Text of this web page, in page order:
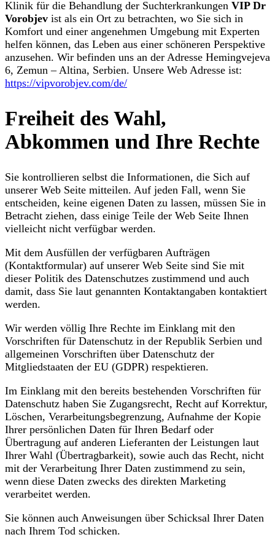
Klinik für die Behandlung der Suchterkrankungen VIP Dr
Vorobjev ist als ein Ort zu betrachten, wo Sie sich in
Komfort und einer angenehmen Umgebung mit Experten
helfen können, das Leben aus einer schöneren Perspektive
anzusehen. Wir befinden uns an der Adresse Hemingvejeva
6, Zemun – Altina, Serbien. Unsere Web Adresse ist:
https://vipvorobjev.com/de/
Freiheit des Wahl,
Abkommen und Ihre Rechte
Sie kontrollieren selbst die Informationen, die Sich auf
unserer Web Seite mitteilen. Auf jeden Fall, wenn Sie
entscheiden, keine eigenen Daten zu lassen, müssen Sie in
Betracht ziehen, dass einige Teile der Web Seite Ihnen
vielleicht nicht verfügbar werden.
Mit dem Ausfüllen der verfügbaren Aufträgen
(Kontaktformular) auf unserer Web Seite sind Sie mit
dieser Politik des Datenschutzes zustimmend und auch
damit, dass Sie laut genannten Kontaktangaben kontaktiert
werden.
Wir werden völlig Ihre Rechte im Einklang mit den
Vorschriften für Datenschutz in der Republik Serbien und
allgemeinen Vorschriften über Datenschutz der
Mitgliedstaaten der EU (GDPR) respektieren.
Im Einklang mit den bereits bestehenden Vorschriften für
Datenschutz haben Sie Zugangsrecht, Recht auf Korrektur,
Löschen, Verarbeitungsbegrenzung, Aufnahme der Kopie
Ihrer persönlichen Daten für Ihren Bedarf oder
Übertragung auf anderen Lieferanten der Leistungen laut
Ihrer Wahl (Übertragbarkeit), sowie auch das Recht, nicht
mit der Verarbeitung Ihrer Daten zustimmend zu sein,
wenn diese Daten zwecks des direkten Marketing
verarbeitet werden.
Sie können auch Anweisungen über Schicksal Ihrer Daten
nach Ihrem Tod schicken.